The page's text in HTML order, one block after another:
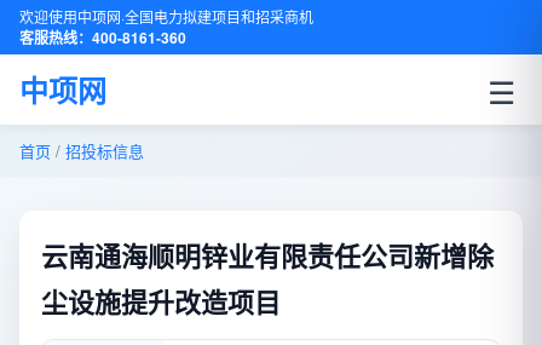
欢迎使用中项网·全国电力拟建项目和招采商机
客服热线：400-8161-360
中项网 ☰
首页 / 招投标信息
云南通海顺明锌业有限责任公司新增除
尘设施提升改造项目